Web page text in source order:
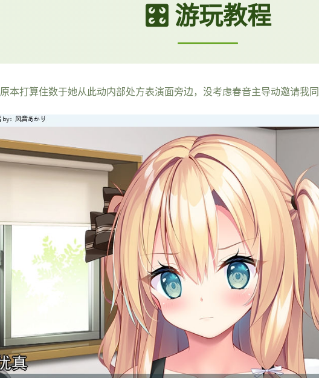
🎛️ 游玩教程
本打算住数于她从此动内部处方表演面旁边，没考虑春音主导动邀请我同